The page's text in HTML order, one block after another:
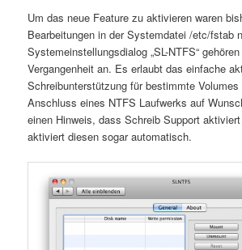
Um das neue Feature zu aktivieren waren
Bearbeitungen in der Systemdatei /etc/fstab
Systemeinstellungsdialog „SL-NTFS“
Vergangenheit an. Es erlaubt das einfache
Schreibunterstützung für bestimmte Volumes
Anschluss eines NTFS Laufwerks auf
einen Hinweis, dass Schreib Support
aktiviert diesen sogar automatisch.